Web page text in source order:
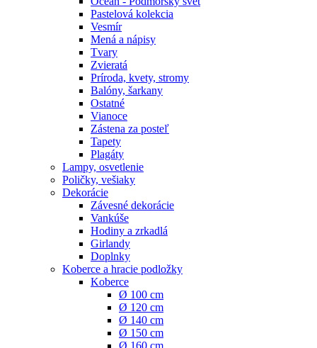
Pastelová kolekcia
Vesmír
Mená a nápisy
Tvary
Zvieratá
Príroda, kvety, stromy
Balóny, šarkany
Ostatné
Vianoce
Zástena za posteľ
Tapety
Plagáty
Lampy, osvetlenie
Poličky, vešiaky
Dekorácie
Závesné dekorácie
Vankúše
Hodiny a zrkadlá
Girlandy
Doplnky
Koberce a hracie podložky
Koberce
Ø 100 cm
Ø 120 cm
Ø 140 cm
Ø 150 cm
Ø 160 cm